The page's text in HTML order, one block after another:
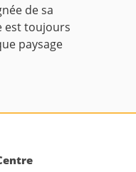
de sa
est toujours
paysage